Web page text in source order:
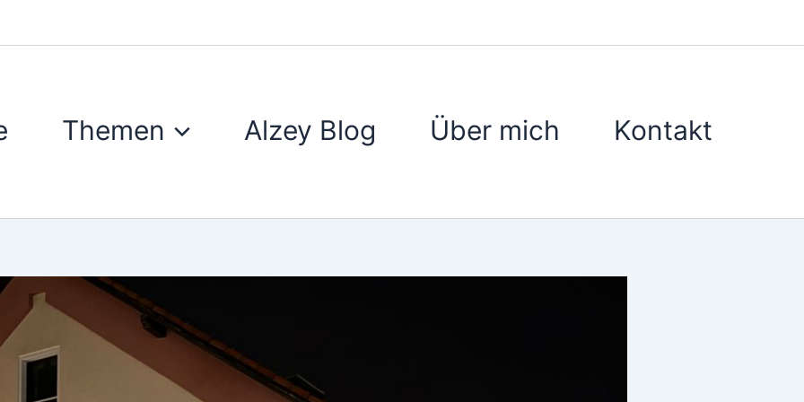
Themen Alzey Blog Über mich Kontakt